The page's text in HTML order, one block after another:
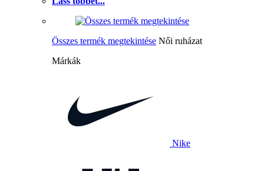
Összes termék megtekintése Női ruházat
Márkák
Nike